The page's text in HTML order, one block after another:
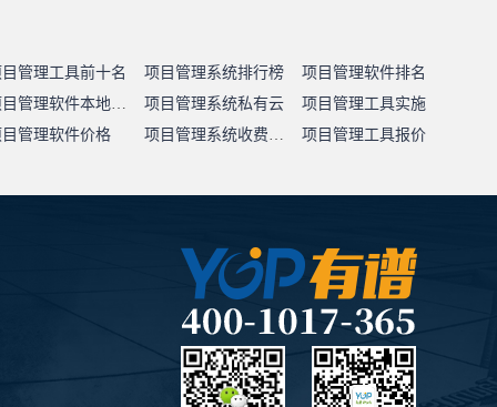
管理工具前十名 项目管理系统排行榜
项目管理软件排名
项目管理软件本地部署 项目管理系统私有云
项目管理工具实施
管理软件价格 项目管理系统收费标准 项目管理工具报价